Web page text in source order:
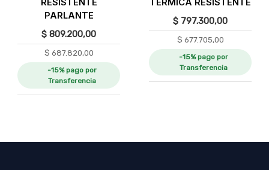
RESISTENTE
PARLANTE
$ 809.200,00
$ 687.820,00
-15% pago por
Transferencia
TÉRMICA RESISTENTE
$ 797.300,00
$ 677.705,00
-15% pago por
Transferencia